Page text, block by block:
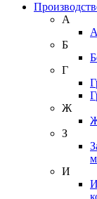
А
Б
Г
Ж
З
И